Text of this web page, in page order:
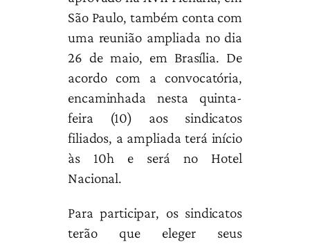
São Paulo, também conta com
uma reunião ampliada no dia
26 de maio, em Brasília. De
acordo com a convocatória,
encaminhada nesta quinta-
feira (10) aos sindicatos
filiados, a ampliada terá início
às 10h e será no Hotel
Nacional.
Para participar, os sindicatos
terão que eleger seus